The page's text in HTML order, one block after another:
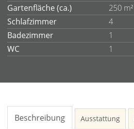
Gartenfläche (ca.)
250 m²
Schlafzimmer
4
Badezimmer
1
WC
1
Beschreibung Ausstattung